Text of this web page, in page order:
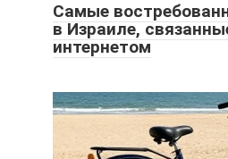
Самые
в Израиле,
интернетом